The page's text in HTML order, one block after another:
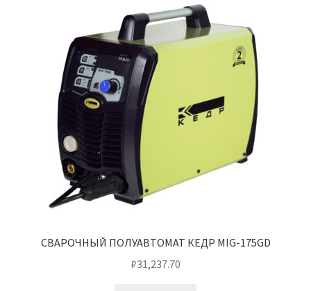
СВАРОЧНЫЙ ПОЛУАВТОМАТ КЕДР MIG-175GD
₽31,237.70